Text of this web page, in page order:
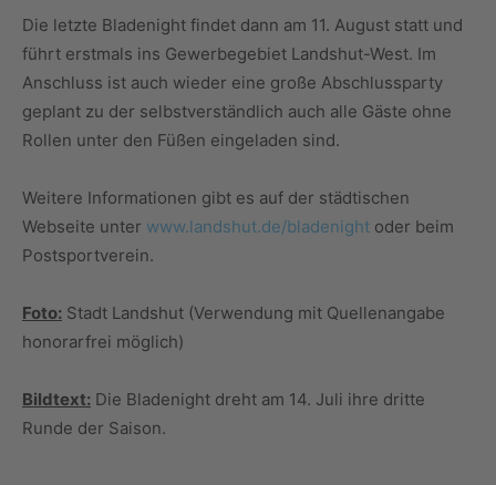
Die letzte Bladenight findet dann am 11. August statt und
führt erstmals ins Gewerbegebiet Landshut-West. Im
Anschluss ist auch wieder eine große Abschlussparty
geplant zu der selbstverständlich auch alle Gäste ohne
Rollen unter den Füßen eingeladen sind.
Weitere Informationen gibt es auf der städtischen
Webseite unter www.landshut.de/bladenight oder beim
Postsportverein.
Foto: Stadt Landshut (Verwendung mit Quellenangabe
honorarfrei möglich)
Bildtext: Die Bladenight dreht am 14. Juli ihre dritte
Runde der Saison.